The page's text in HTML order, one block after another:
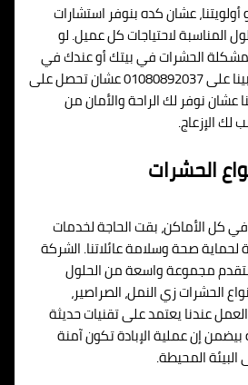
أولويتنا، عشان كده بنوفر استشارات
المناسبة لاحتياجات كل عميل. لو
لمشكلة الحشرات في بيتك أو عندك في
الشغل، ماتترددش اتصل بينا على 01080892037 عشان تحصل على
عشان نوفر لك الراحة والأمان من
الإزعاج.
الحشرات
في كل الأماكن، بقت الحاجة لخدمات
صحة وسلامة عائلاتنا. الشركة
بتقدم مجموعة واسعة من الحلول
الحشرات زي النمل، الصراصير،
العمل عندنا يعتمد على تقنيات حديثة
إن عملية الإبادة تكون آمنة
البيئة المحيطة.